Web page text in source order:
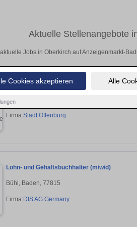
Cookies akzeptieren Alle
Aktuelle Stellenangebote
Jobs in Oberkirch auf Anzeigenmarkt-
Sachbearbeiter*in Stadtentwicklung und
Firma:Stadt Offenburg
Lohn- und Gehaltsbuchhalter (m/w/d)
Bühl, Baden, 77815
Firma:DIS AG Germany